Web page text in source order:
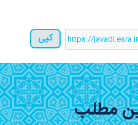
کپی
مطلب